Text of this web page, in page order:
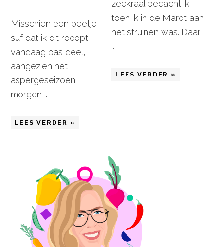
Misschien een beetje
suf dat ik dit recept
vandaag pas deel,
aangezien het
aspergeseizoen
morgen ...
LEES VERDER »
zeekraal bedacht ik
toen ik in de Marqt aan
het struinen was. Daar
...
LEES VERDER »